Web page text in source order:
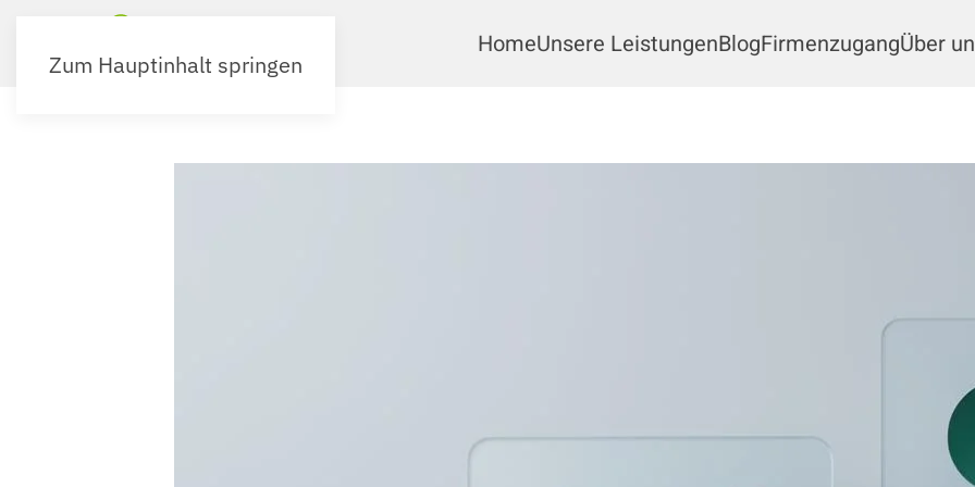
Zum Hauptinhalt springen
HomeUnsere LeistungenBlogFirmenzugangÜber